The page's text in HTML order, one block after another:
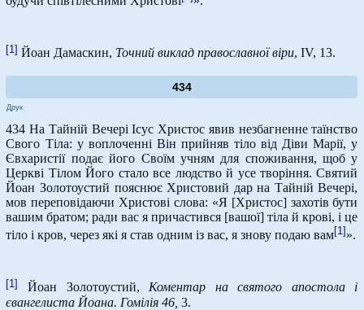
[1] Йоан Дамаскин, Точний виклад православної віри, IV, 13.
434
Друк
434 На Тайній Вечері Ісус Христос явив незбагненне таїнство
Свого Тіла: у воплоченні Він прийняв тіло від Діви Марії, у
Євхаристії подає його Своїм учням для споживання, щоб у
Церкві Тілом Його стало все людство й усе творіння. Святий
Йоан Золотоустий пояснює Христовий дар на Тайній Вечері,
мов переповідаючи Христові слова: «Я [Христос] захотів бути
вашим братом; ради вас я причастився [вашої] тіла й крові, і це
тіло і кров, через які я став одним із вас, я знову подаю вам[1] ».
[1] Йоан Золотоустий,Коментар на святого апостола і
євангелиста Йоана. Гомілія 46, 3.